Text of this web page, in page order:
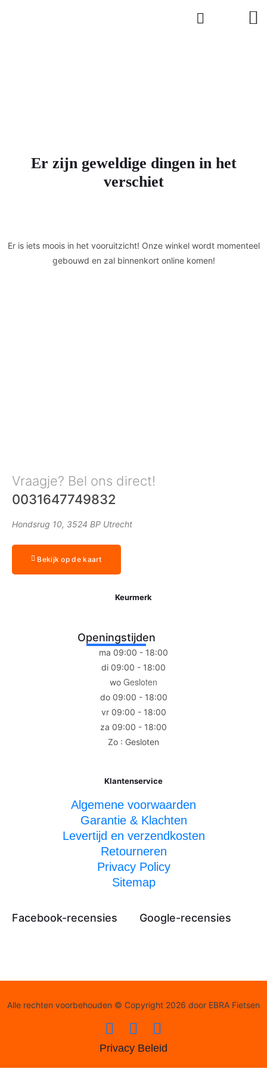
Er zijn geweldige dingen in het
verschiet
Er is iets moois in het vooruitzicht! Onze winkel wordt momenteel
gebouwd en zal binnenkort online komen!
Vraagje? Bel ons direct!
0031647749832
Hondsrug 10, 3524 BP Utrecht
Bekijk op de kaart
Keurmerk
Openingstijden
ma 09:00 - 18:00
di 09:00 - 18:00
wo Gesloten
do 09:00 - 18:00
vr 09:00 - 18:00
za 09:00 - 18:00
Zo : Gesloten
Klantenservice
Algemene voorwaarden
Garantie & Klachten
Levertijd en verzendkosten
Retourneren
Privacy Policy
Sitemap
Facebook-recensies Google-recensies
Alle rechten voorbehouden © Copyright 2026 door EBRA Fietsen
Privacy Beleid